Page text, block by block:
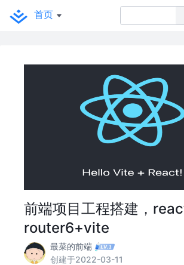
首页
前端项目工程搭建，
router6+vite
最菜的前端
创建于2022-03-11